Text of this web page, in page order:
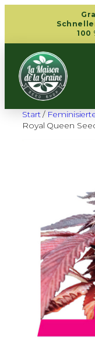
springen
100
Start/
Royal Queen